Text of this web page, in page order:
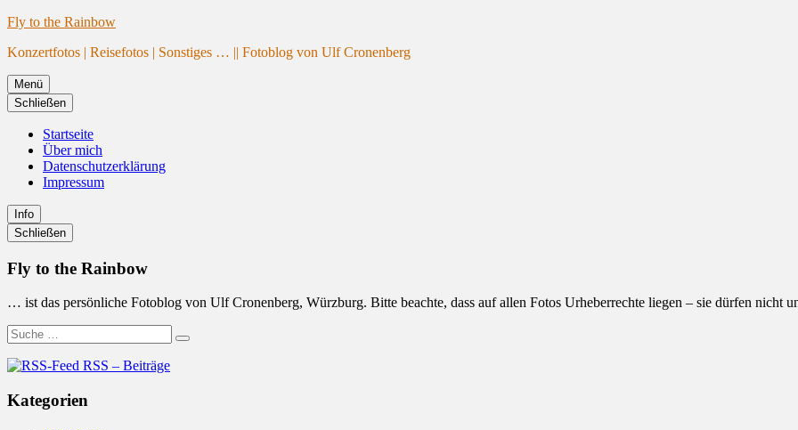
Website
geladen
Zum
springen
Fly to the Rainbow
Konzertfotos | Reisefotos | Sonstiges … || Fotoblog von Ulf Cronenberg
Menü
Schließen
Startseite
Über mich
Datenschutzerklärung
Impressum
Info
Primäre
Seitenleiste
Schließen
Fly to the Rainbow
… ist das persönliche Fotoblog von Ulf Cronenberg, Würzburg. Bitte beachte, dass auf allen Fotos Urheberrechte liegen – sie dürfen nicht
Suche
nach:
Suchen
RSS – Beiträge
Kategorien